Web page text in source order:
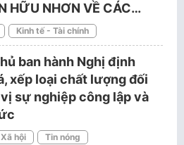
HỮU NHƠN VỀ CÁC…
Kinh tế - Tài chính
ban hành Nghị định
xếp loại chất lượng đối
sự nghiệp công lập và
hội Tin nóng